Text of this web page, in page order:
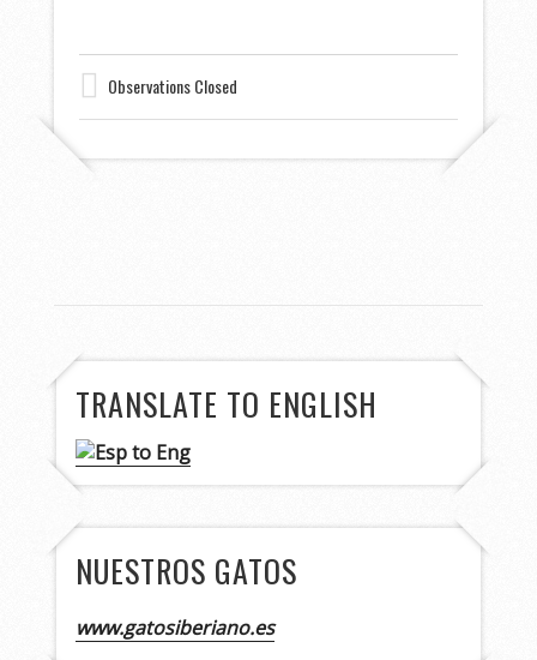
Observations Closed
TRANSLATE TO ENGLISH
NUESTROS GATOS
www.gatosiberiano.es